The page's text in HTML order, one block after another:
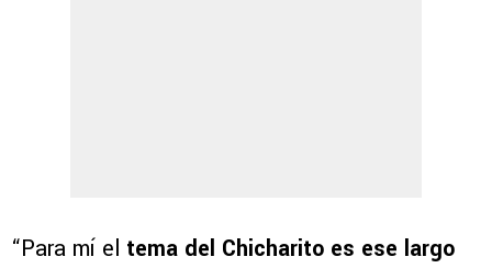
“Para mí el tema del Chicharito es ese largo